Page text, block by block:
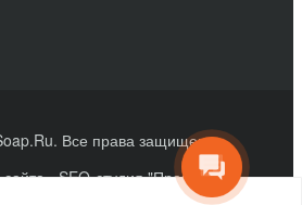
Все права защищены
- SEO-студия "Практик"